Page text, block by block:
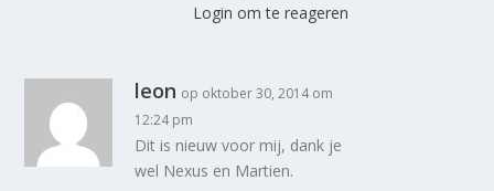
Login om te reageren
leon op oktober 30, 2014 om
12:24 pm
Dit is nieuw voor mij, dank je
wel Nexus en Martien.